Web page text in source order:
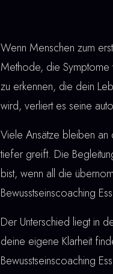
Wenn Menschen zum
Methode, die Symptome
zu erkennen, die dein
wird, verliert es seine
Viele Ansätze bleiben an
tiefer greift. Die
bist, wenn all die
Bewusstseinscoaching
Der Unterschied liegt in
deine eigene Klarheit
Bewusstseinscoaching